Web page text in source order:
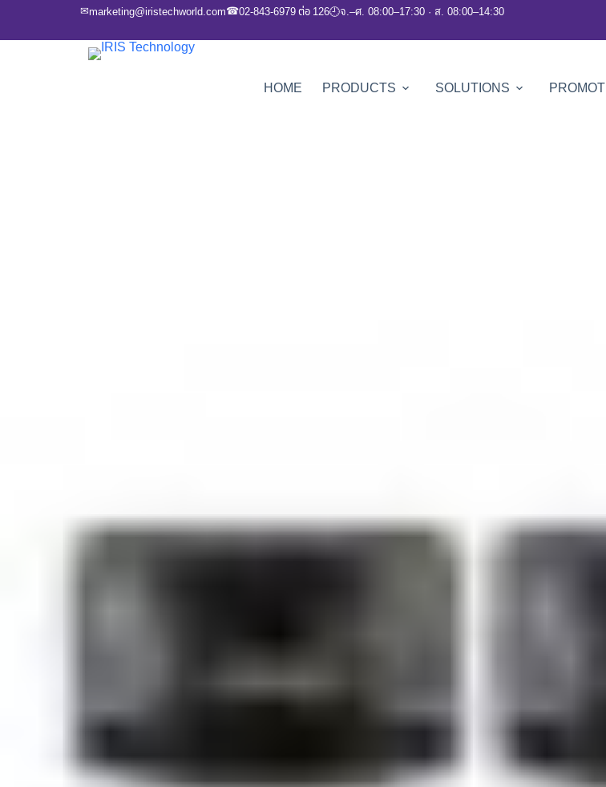
✉marketing@iristechworld.com☎02-843-6979 ต่อ 126🕘จ.–ศ. 08:00–17:30 · ส. 08:00–14:30
HOME PRODUCTS SOLUTIONS